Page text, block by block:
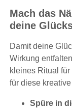
Mach das
deine
Damit deine
Wirkung
kleines Ritual
für diese
Spüre in